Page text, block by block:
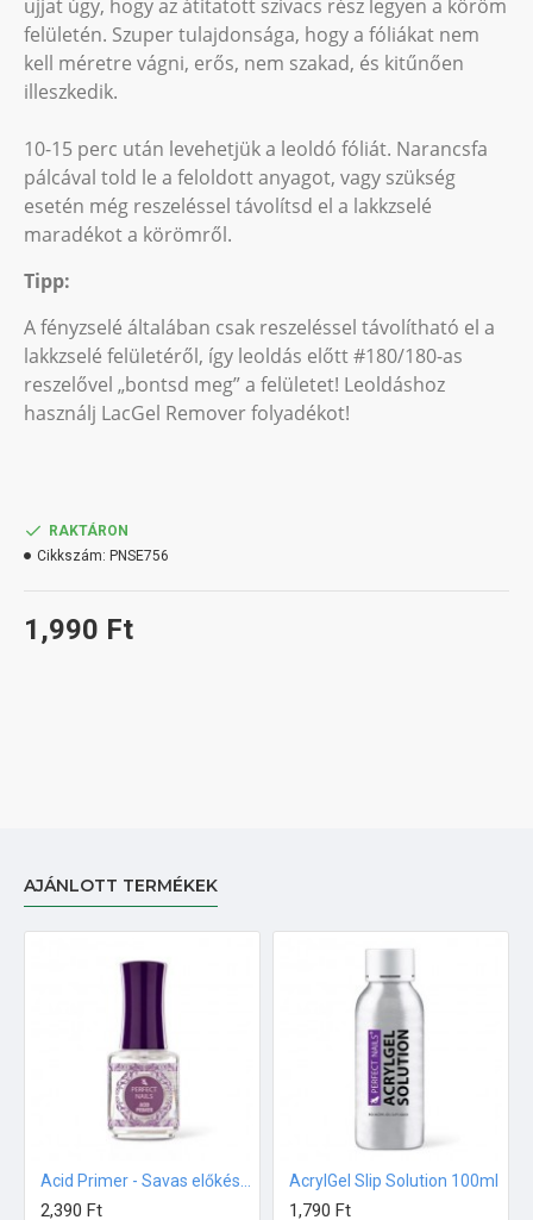
ujjat úgy, hogy az átitatott szivacs rész legyen a köröm
felületén. Szuper tulajdonsága, hogy a fóliákat nem
kell méretre vágni, erős, nem szakad, és kitűnően
illeszkedik.
10-15 perc után levehetjük a leoldó fóliát. Narancsfa
pálcával told le a feloldott anyagot, vagy szükség
esetén még reszeléssel távolítsd el a lakkzselé
maradékot a körömről.
Tipp:
A fényzselé általában csak reszeléssel távolítható el a
lakkzselé felületéről, így leoldás előtt #180/180-as
reszelővel „bontsd meg” a felületet! Leoldáshoz
használj LacGel Remover folyadékot!
1,990 Ft
RAKTÁRON
Cikkszám: PNSE756
AJÁNLOTT TERMÉKEK
2,390 Ft
AcrylGel Slip Solution 100ml
1,790 Ft